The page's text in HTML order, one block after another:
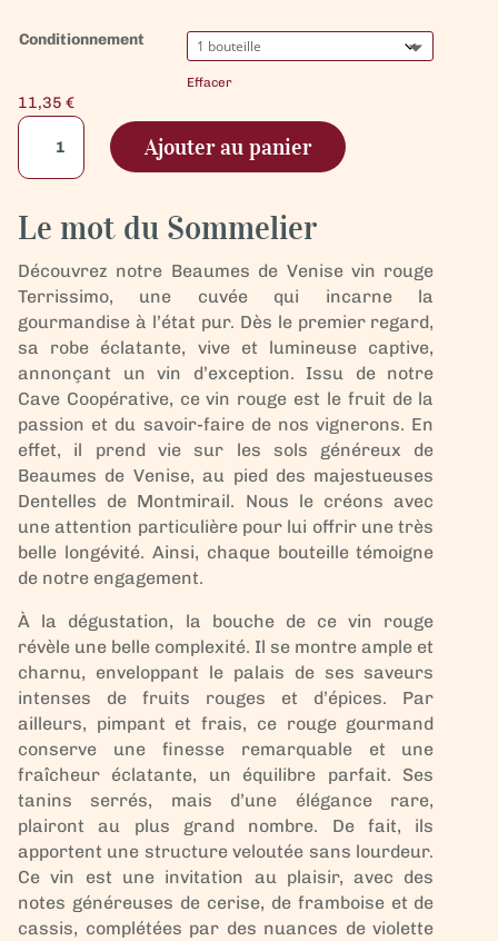
Conditionnement
Effacer
11,35 €
quantité
Beaumes
Venise
Rouge
-
Terrissimo
Ajouter au panier
Le mot du Sommelier
Découvrez notre Beaumes de Venise vin rouge
Terrissimo, une cuvée qui incarne la
gourmandise à l’état pur. Dès le premier regard,
sa robe éclatante, vive et lumineuse captive,
annonçant un vin d’exception. Issu de notre
Cave Coopérative, ce vin rouge est le fruit de la
passion et du savoir-faire de nos vignerons. En
effet, il prend vie sur les sols généreux de
Beaumes de Venise, au pied des majestueuses
Dentelles de Montmirail. Nous le créons avec
une attention particulière pour lui offrir une très
belle longévité. Ainsi, chaque bouteille témoigne
de notre engagement.
À la dégustation, la bouche de ce vin rouge
révèle une belle complexité. Il se montre ample et
charnu, enveloppant le palais de ses saveurs
intenses de fruits rouges et d’épices. Par
ailleurs, pimpant et frais, ce rouge gourmand
conserve une finesse remarquable et une
fraîcheur éclatante, un équilibre parfait. Ses
tanins serrés, mais d’une élégance rare,
plairont au plus grand nombre. De fait, ils
apportent une structure veloutée sans lourdeur.
Ce vin est une invitation au plaisir, avec des
notes généreuses de cerise, de framboise et de
cassis, complétées par des nuances de violette